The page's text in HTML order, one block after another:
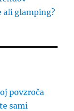
ali glamping?
povzroča
sami